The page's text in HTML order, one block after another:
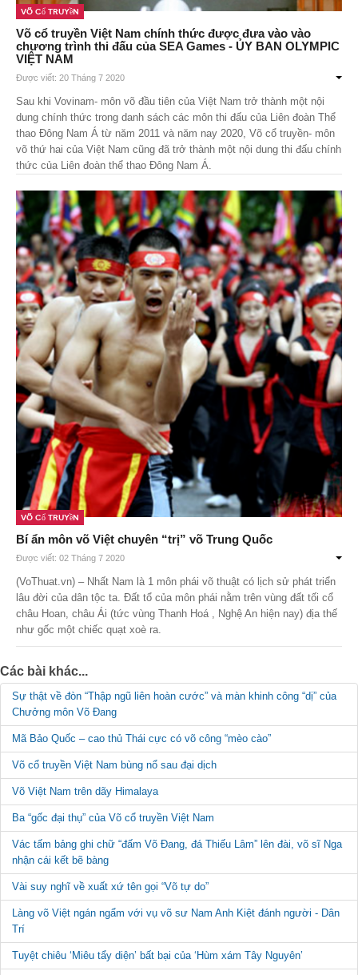
Võ Cổ Truyền
Võ cổ truyền Việt Nam chính thức được đưa vào vào
chương trình thi đấu của SEA Games - ỦY BAN OLYMPIC
VIỆT NAM
Được viết: 20 Tháng 7 2020
Sau khi Vovinam- môn võ đầu tiên của Việt Nam trở thành một nội
dung chính thức trong danh sách các môn thi đấu của Liên đoàn Thể
thao Đông Nam Á từ năm 2011 và năm nay 2020, Võ cổ truyền- môn
võ thứ hai của Việt Nam cũng đã trở thành một nội dung thi đấu chính
thức của Liên đoàn thể thao Đông Nam Á.
Võ Cổ Truyền
Bí ẩn môn võ Việt chuyên “trị” võ Trung Quốc
Được viết: 02 Tháng 7 2020
(VoThuat.vn) – Nhất Nam là 1 môn phái võ thuật có lịch sử phát triển
lâu đời của dân tộc ta. Đất tổ của môn phái nằm trên vùng đất tối cổ
châu Hoan, châu Ái (tức vùng Thanh Hoá , Nghệ An hiện nay) địa thế
như gốc một chiếc quạt xoè ra.
Các bài khác...
Sự thật về đòn “Thập ngũ liên hoàn cước” và màn khinh công “dị” của
Chưởng môn Võ Đang
Mã Bảo Quốc – cao thủ Thái cực có võ công “mèo cào”
Võ cổ truyền Việt Nam bùng nổ sau đại dịch
Võ Việt Nam trên dãy Himalaya
Ba “gốc đại thụ” của Võ cổ truyền Việt Nam
Vác tấm bảng ghi chữ “đấm Võ Đang, đá Thiếu Lâm” lên đài, võ sĩ Nga
nhận cái kết bẽ bàng
Vài suy nghĩ về xuất xứ tên gọi “Võ tự do”
Làng võ Việt ngán ngẩm với vụ võ sư Nam Anh Kiệt đánh người - Dân
Trí
Tuyệt chiêu ‘Miêu tẩy diện’ bất bại của ‘Hùm xám Tây Nguyên’